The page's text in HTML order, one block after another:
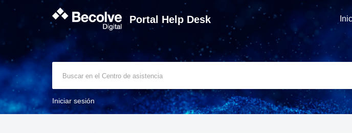
Portal Help Desk
Iniciar sesión